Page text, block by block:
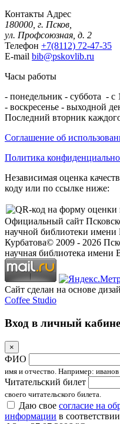
Контакты Адрес
180000, г. Псков,
ул. Профсоюзная, д. 2
Телефон +7(8112) 72-47-35
E-mail bib@pskovlib.ru
Часы работы
- понедельник - суббота - с
- воскресенье - выходной
Последний вторник
Соглашение об
Политика
Независимая оценка
коду или по ссылке ниже:
Официальный сайт
научной библиотеки имени
Курбатова© 2009 - 2026
научная библиотека имени
Сайт сделан на основе
Coffee Studio
Вход в личный
×
ФИО
имя и отчество. Например:
Читательский билет
своего читательского билета.
Даю свое согласие на
информации в